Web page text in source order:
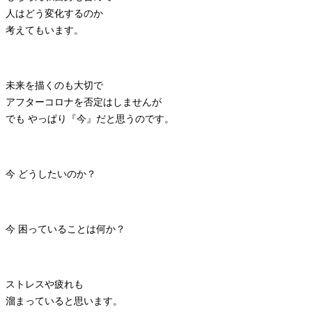
人はどう変化するのか
考えてもいます。
未来を描くのも大切で
アフターコロナを否定はしませんが
でも やっぱり『今』だと思うのです。
今 どうしたいのか？
今 困っていることは何か？
ストレスや疲れも
溜まっていると思います。